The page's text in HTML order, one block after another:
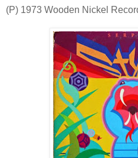
(P) 1973 Wooden Nickel